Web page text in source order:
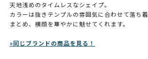
天地浅めのタイムレスなシェイプ。
カラーは抜きテンプルの雰囲気に合わせて落ち
まとめ、横顔を華やかに魅せてくれます。
»同じブランドの商品を見る！